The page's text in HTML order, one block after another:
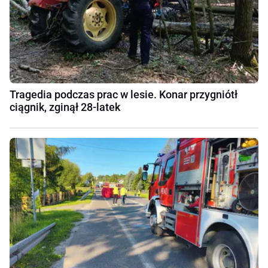
Tragedia podczas prac w lesie. Konar przygniótł
ciągnik, zginął 28-latek